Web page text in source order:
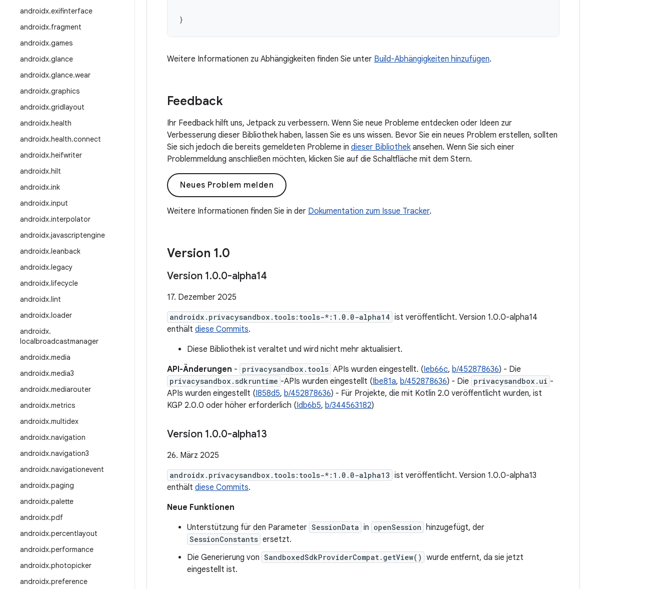
androidx.exifinterface
androidx.fragment
androidx.games
androidx.glance
androidx.glance.wear
androidx.graphics
androidx.gridlayout
androidx.health
androidx.health.connect
androidx.heifwriter
androidx.hilt
androidx.ink
androidx.input
androidx.interpolator
androidx.javascriptengine
androidx.leanback
androidx.legacy
androidx.lifecycle
androidx.lint
androidx.loader
androidx.
localbroadcastmanager
androidx.media
androidx.media3
androidx.mediarouter
androidx.metrics
androidx.multidex
androidx.navigation
androidx.navigation3
androidx.navigationevent
androidx.paging
androidx.palette
androidx.pdf
androidx.percentlayout
androidx.performance
androidx.photopicker
androidx.preference
}
Weitere Informationen zu Abhängigkeiten finden Sie unter Build-Abhängigkeiten hinzufügen.
Feedback
Ihr Feedback hilft uns, Jetpack zu verbessern. Wenn Sie neue Probleme entdecken oder Ideen zur
Verbesserung dieser Bibliothek haben, lassen Sie es uns wissen. Bevor Sie ein neues Problem erstellen, sollten
Sie sich jedoch die bereits gemeldeten Probleme in dieser Bibliothekansehen. Wenn Sie sich einer
Problemmeldung anschließen möchten, klicken Sie auf die Schaltfläche mit dem Stern.
Neues Problem melden
Weitere Informationen finden Sie in der Dokumentation zum Issue Tracker.
Version 1.0
Version 1.0.0-alpha14
17. Dezember 2025
androidx.privacysandbox.tools:tools-*:1.0.0-alpha14 ist veröffentlicht. Version 1.0.0-alpha14
enthält diese Commits.
Diese Bibliothek ist veraltet und wird nicht mehr aktualisiert.
API-Änderungen - privacysandbox.tools APIs wurden eingestellt. (Ieb66c, b/452878636) - Die
privacysandbox.sdkruntime -APIs wurden eingestellt (Ibe81a, b/452878636) - Die privacysandbox.ui -
APIs wurden eingestellt (I858d5, b/452878636) - Für Projekte, die mit Kotlin 2.0 veröffentlicht wurden, ist
KGP 2.0.0 oder höher erforderlich (Idb6b5, b/344563182)
Version 1.0.0-alpha13
26. März 2025
androidx.privacysandbox.tools:tools-*:1.0.0-alpha13 ist veröffentlicht. Version 1.0.0-alpha13
enthält diese Commits.
Neue Funktionen
Unterstützung für den Parameter SessionData in openSession hinzugefügt, der
SessionConstants ersetzt.
Die Generierung von SandboxedSdkProviderCompat.getView() wurde entfernt, da sie jetzt
eingestellt ist.